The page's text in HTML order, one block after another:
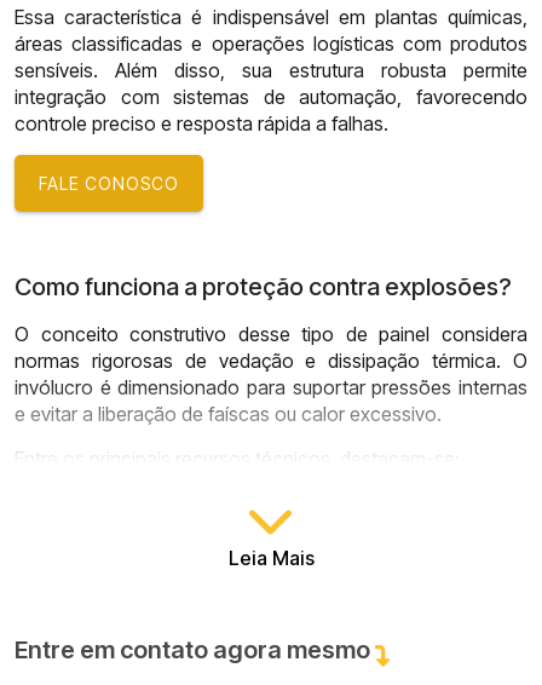
Essa característica é indispensável em plantas químicas,
áreas classificadas e operações logísticas com produtos
sensíveis. Além disso, sua estrutura robusta permite
integração com sistemas de automação, favorecendo
controle preciso e resposta rápida a falhas.
FALE CONOSCO
Como funciona a proteção contra explosões?
O conceito construtivo desse tipo de painel considera
normas rigorosas de vedação e dissipação térmica. O
invólucro é dimensionado para suportar pressões internas
e evitar a liberação de faíscas ou calor excessivo.
Entre os principais recursos técnicos, destacam-se:
impede a entrada de agentes
inflamáveis no compartimento interno
Componentes certificados:garantem operação
ao superaquecimento
Leia Mais
Entre em contato agora mesmo